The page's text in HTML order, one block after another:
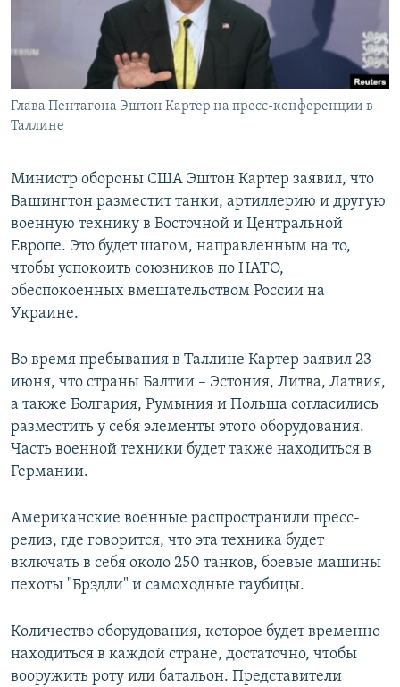
Глава Пентагона Эштон Картер на пресс-конференции в
Таллине
Министр обороны США Эштон Картер заявил, что
Вашингтон разместит танки, артиллерию и другую
военную технику в Восточной и Центральной
Европе. Это будет шагом, направленным на то,
чтобы успокоить союзников по НАТО,
обеспокоенных вмешательством России на
Украине.
Во время пребывания в Таллине Картер заявил 23
июня, что страны Балтии – Эстония, Литва, Латвия,
а также Болгария, Румыния и Польша согласились
разместить у себя элементы этого оборудования.
Часть военной техники будет также находиться в
Германии.
Американские военные распространили пресс-
релиз, где говорится, что эта техника будет
включать в себя около 250 танков, боевые машины
пехоты "Брэдли" и самоходные гаубицы.
Количество оборудования, которое будет временно
находиться в каждой стране, достаточно, чтобы
вооружить роту или батальон. Представители